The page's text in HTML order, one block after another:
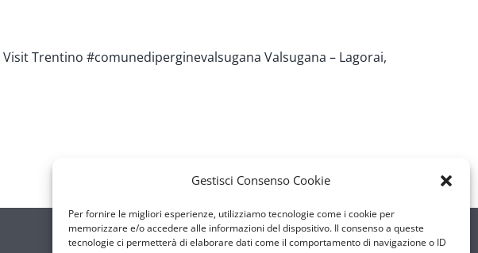
Gestisci Consenso Cookie
Per fornire le migliori esperienze, utilizziamo tecnologie come i cookie per
memorizzare e/o accedere alle informazioni del dispositivo. Il consenso a queste
tecnologie ci permetterà di elaborare dati come il comportamento di navigazione o ID
Visit Trentino #comunediperginevalsugana Valsugana – Lagorai,